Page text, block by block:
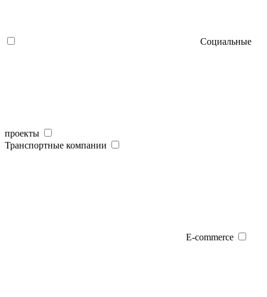
Социальные
проекты
Транспортные компании
E-commerce